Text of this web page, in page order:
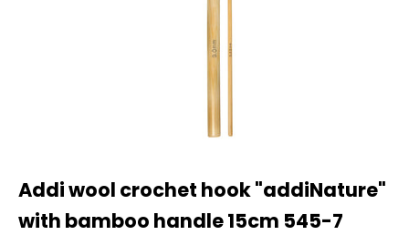
Addi wool crochet hook "addiNature"
with bamboo handle 15cm 545-7